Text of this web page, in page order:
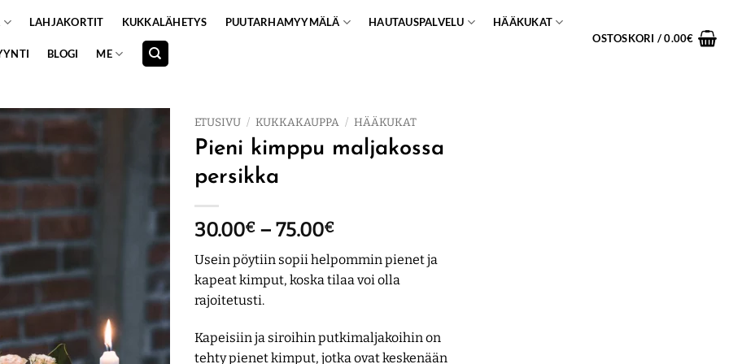
LAHJAKORTIT KUKKALÄHETYS PUUTARHAMYYMÄLÄ HAUTAUSPALVELU HÄÄKUKAT
BLOGI ME
OSTOSKORI /0.00€
ETUSIVU / KUKKAKAUPPA / HÄÄKUKAT
Pieni kimppu maljakossa
persikka
30.00€ – 75.00€Hintaluokka:
30.00€
-
75.00€
Usein pöytiin sopii helpommin pienet ja
kapeat kimput, koska tilaa voi olla
rajoitetusti.
Kapeisiin ja siroihin putkimaljakoihin on
tehty pienet kimput, jotka ovat keskenään